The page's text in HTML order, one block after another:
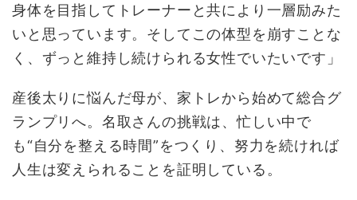
身体を目指してトレーナーと共により一層励みた
いと思っています。そしてこの体型を崩すことな
く、ずっと維持し続けられる女性でいたいです」
産後太りに悩んだ母が、家トレから始めて総合グ
ランプリへ。名取さんの挑戦は、忙しい中で
も“自分を整える時間”をつくり、努力を続ければ
人生は変えられることを証明している。